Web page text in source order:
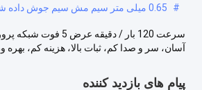
# 0.65 میلی متر سیم مش سیم جوش داده شده
آسان، سر و صدا کم، ثبات بالا، هزینه کم،
پیام های بازدید کننده